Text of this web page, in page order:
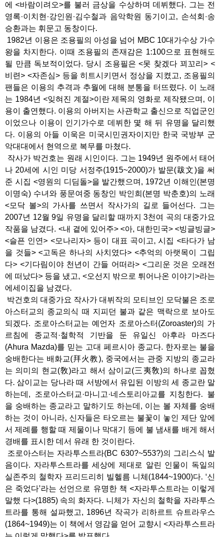
에 <바람이려오>를 불러 금상을 수상하며 데뷔했다. 그는 전
영록·이치현·강인원·김수철과 음악학원 동기이고, 손석회·송
승환과는 휘문고 동창이다.
1982년 이용은 조용필의 아성을 넘어 MBC 10대가수상 가수
왕을 차지한다. 이때 조용필의 존재감은 1:100으로 표현해도
될 만큼 독보적이었다. 당시 조용필은 <못 찾겠다 꾀꼬리> <
비련> <자존심> 등을 히트시키면서 정상을 지켰고, 조용필의
팬들은 이용의 추격과 추월에 대해 분통을 터뜨렸다. 이 노래
는 1984년 <잊혀진 계절>이란 제목의 영화로 제작됐으며, 이
용이 출연했다. 이용의 아버지는 사관학교 출신으로 직업군인
이었으나 이용이 인기가수로 데뷔한 몇 해 뒤 유명을 달리했
다. 이용의 아들 이욱은 미국시민권자이지만 한국 국방부 군
악대대에서 현역으로 복무를 마쳤다.
작사가 박건호는 원래 시인이다. 그는 1949년 원주에서 태어
나 20세에 시인 미당 서정주(1915~2000)가 발문(跋文)을 써
준 시집 <영원의 디딤돌>을 발간했으며, 1972년 이해인(본명
이명숙) 수녀와 풍문여중 동창인 박인희(본명 박춘호)의 노래
<모닥 볼>의 가사를 쓰면서 작사가의 길로 들어선다. 그는
2007년 12월 9일 유명을 달리할 때까지 3천여 곡의 대중가요
작품을 남겼다. <내 곁에 있어주> <아, 대한민국> <빙글빙글>
<슬픈 인연> <모나리자> 등이 대표 곡이고, 시집 <타다가 남
을 것들> <고독은 하나의 사치였다> <추억의 아랫목이 그립
다> <기다림이야 천년이 간들 어떠라> <그리운 것은 오래전
에 떠났다> 등을 냈고, <오선지 밖으로 튀어나온 이야기>라는
에세이집을 남겼다.
박건호의 대중가요 작사가 대뷔작의 모티브인 모닥불은 조로
아스터교의 종교의식 때 지피던 불과 같은 맥락으로 보아도
되겠다. 조로아스터교는 예언자 조로아스터(Zoroaster)의 가
르침에 종교적·철학적 기반을 둔 유일신 아후라 마즈다
(Ahura Mazda)를 믿는 고대 페르시아 종교다. 한자로는 불을
숭배한다는 배화교(拜火教), 중국에서는 관중 지방의 종교라
는 의미의 현교(敎)라고 해서 삼이교(三夷敎)의 하나로 꼽혔
다. 삼이교는 당나라 때 서방에서 유입된 이방의 세 종교란 말
하는데, 조로아스터교·마니고·네스토리아교를 지칭한다. 불
을 숭배하는 종교라고 말하기도 하는데, 이는 볼 자체를 숭배
하는 것이 아니라, 신자들은 타오르는 불꽃이 놓인 제단 앞에
서 제례를 행할 때 제물이나 막대기 등에 불 냄새를 배게 해서
경배를 표시한 데서 유래 한 것이란다.
조로아스터는 자라투스트라(BC 630?~553?)의 그리스식 발
음이다. 자라투스트라를 세상에 제대로 알린 인물이 독일의
실존주의 철학자 프리드리히 빌헬름 니체(1844~1900)다. ‘신
은 죽었다’라는 선언으로 유명한 책 <자라투스트라는 이렇게
말했 다>(1885) 속의 화자다. 니체가 자신의 철학을 자라투스
트라를 통해 설파했고, 1896년 작곡가 리하르트 슈트라우스
(1864~1949)는 이 책에서 영감을 얻어 교향시 <자라투스트라